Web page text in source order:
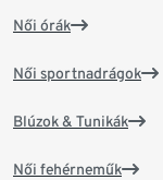
Női órák
Női sportnadrágok
Blúzok & Tunikák
Női fehérneműk